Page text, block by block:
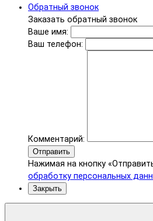
Обратный звонок
Заказать обратный звонок
Ваше имя:
Ваш телефон:
Комментарий:
Отправить
Нажимая на кнопку
обработку персональных
Закрыть